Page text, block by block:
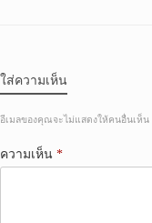
ใส่ความเห็น
อีเมลของคุณจะไม่แสดงให้คนอื่นเห็น
ความเห็น *